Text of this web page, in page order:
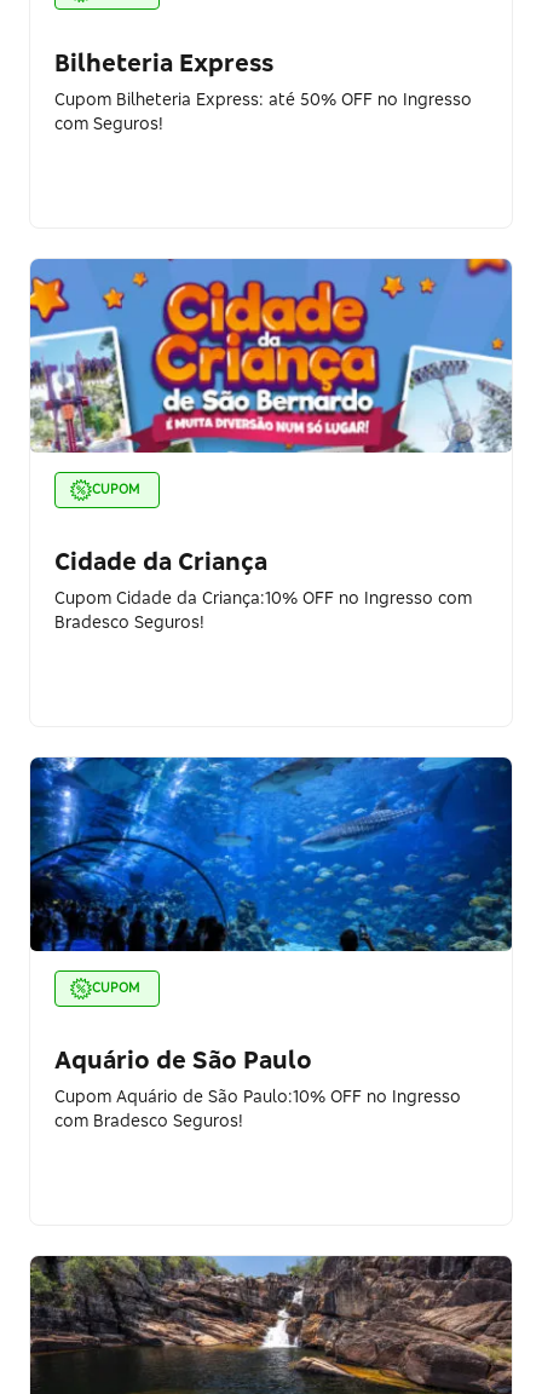
Bilheteria Express
Cupom Bilheteria Express: até 50% OFF no Ingresso
com Seguros!
CUPOM
Cidade da Criança
Cupom Cidade da Criança:10% OFF no Ingresso com
Bradesco Seguros!
CUPOM
Aquário de São Paulo
Cupom Aquário de São Paulo:10% OFF no Ingresso
com Bradesco Seguros!